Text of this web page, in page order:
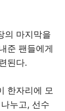
의 마지막을
준 팬들에게
된다.
한자리에 모
누고, 선수